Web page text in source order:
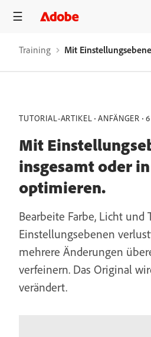
Training
TUTORIAL-ARTIKEL ANFÄNGER
Mit
insgesamt oder
optimieren.
Bearbeite Farbe, Licht
Einstellungsebenen
mehrere Änderungen
verfeinern. Das Original
verändert.